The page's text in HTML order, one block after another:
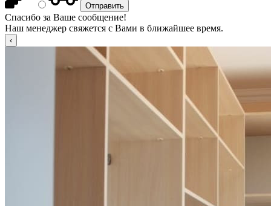
Спасибо за Ваше сообщение!
Наш менеджер свяжется с Вами в ближайшее время.